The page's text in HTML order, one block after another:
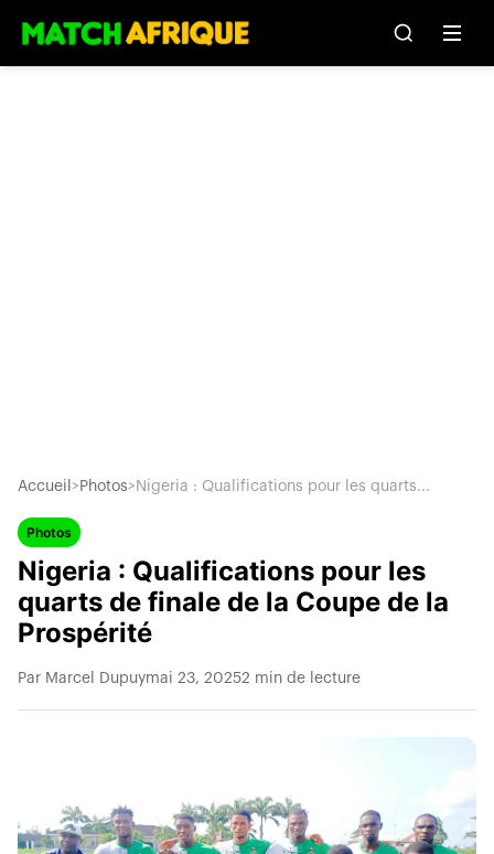
Accueil > Photos> Nigeria : Qualifications pour les quarts...
Photos
Nigeria : Qualifications pour les
quarts de finale de la Coupe de la
Prospérité
Par Marcel Dupuymai 23, 20252 min de lecture